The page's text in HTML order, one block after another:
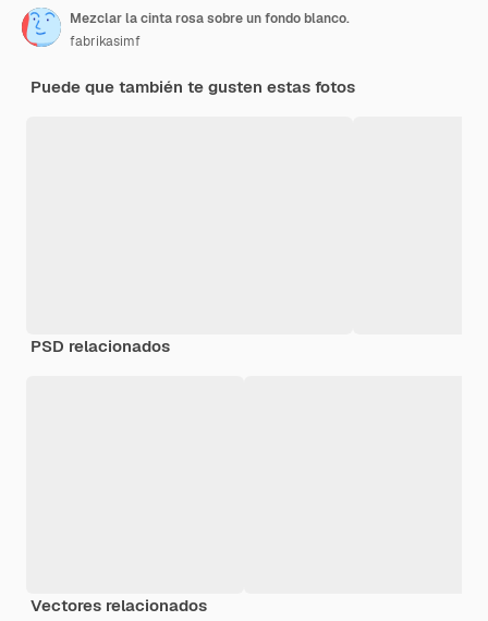
Mezclar la cinta rosa sobre un fondo blanco.
fabrikasimf
Puede que también te gusten estas fotos
PSD relacionados
Vectores relacionados